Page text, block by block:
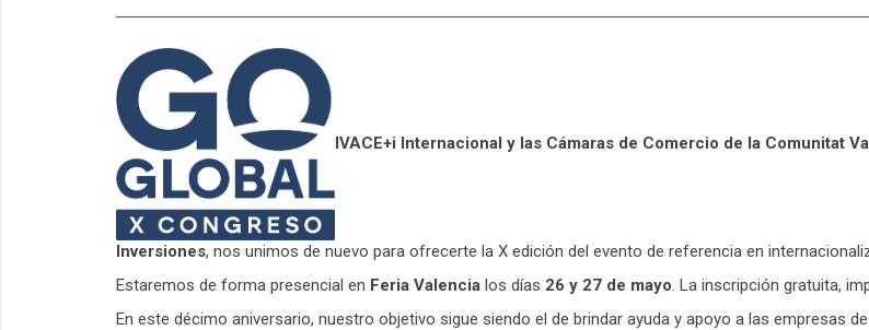
IVACE+i Internacional y las Cámaras de Comercio de la Comunitat
Inversiones, nos unimos de nuevo para ofrecerte la X edición del evento de referencia en
Estaremos de forma presencial en Feria Valencia los días 26 y 27 de mayo. La inscripción gratuita,
En este décimo aniversario, nuestro objetivo sigue siendo el de brindar ayuda y apoyo a las empresas